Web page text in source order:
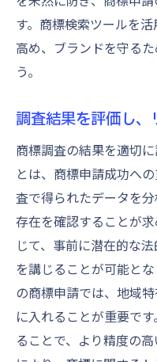
す。商標検索ツールを
高め、ブランドを守る
う。
調査結果を評価し、
商標調査の結果を適切
とは、商標申請成功へ
査で得られたデータを
存在を確認することが
じて、事前に潜在的な
を講じることが可能と
の商標申請では、地域
に入れることが重要で
ることで、より精度の